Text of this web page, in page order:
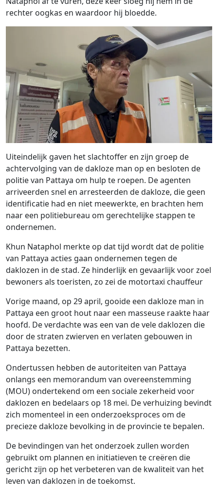
rechter oogkas en waardoor hij bloedde.
Uiteindelijk gaven het slachtoffer en zijn groep de
achtervolging van de dakloze man op en besloten de
politie van Pattaya om hulp te roepen. De agenten
arriveerden snel en arresteerden de dakloze, die geen
identificatie had en niet meewerkte, en brachten hem
naar een politiebureau om gerechtelijke stappen te
ondernemen.
Khun Nataphol merkte op dat tijd wordt dat de politie
van Pattaya acties gaan ondernemen tegen de
daklozen in de stad. Ze hinderlijk en gevaarlijk voor zoel
bewoners als toeristen, zo zei de motortaxi chauffeur
Vorige maand, op 29 april, gooide een dakloze man in
Pattaya een groot hout naar een masseuse raakte haar
hoofd. De verdachte was een van de vele daklozen die
door de straten zwierven en verlaten gebouwen in
Pattaya bezetten.
Ondertussen hebben de autoriteiten van Pattaya
onlangs een memorandum van overeenstemming
(MOU) ondertekend om een sociale zekerheid voor
daklozen en bedelaars op 18 mei. De verhuizing bevindt
zich momenteel in een onderzoeksproces om de
precieze dakloze bevolking in de provincie te bepalen.
De bevindingen van het onderzoek zullen worden
gebruikt om plannen en initiatieven te creëren die
gericht zijn op het verbeteren van de kwaliteit van het
leven van daklozen in de toekomst.